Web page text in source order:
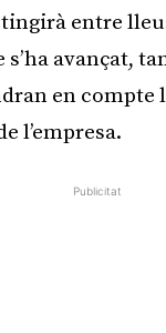
entre
s’ha avançat,
en compte
l’empresa.
Publicitat